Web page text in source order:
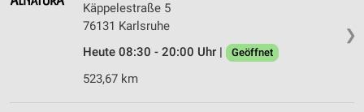
❯
Käppelestraße 5
76131 Karlsruhe
Heute 08:30 - 20:00 Uhr |
Geöffnet
523,67 km